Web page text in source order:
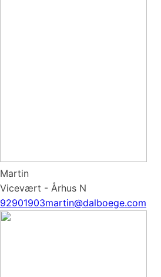
Martin
Vicevært - Århus N
92901903martin@dalboege.com